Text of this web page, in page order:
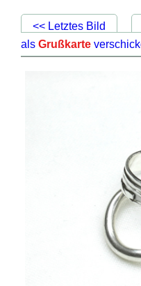
<< Letztes Bild
alsGrußkarte